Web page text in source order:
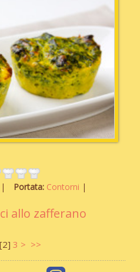
Portata: Contorni
allo zafferano
[2] 3 > >>